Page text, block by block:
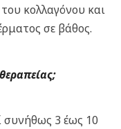
κολλαγόνου και
σε βάθος.
συνήθως 3 έως 10